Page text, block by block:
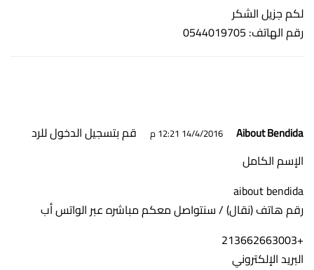
لكم جزيل الشكر
رقم الهاتف: 0544019705
Aibout Bendida 14/4/2016 12:21 م
قم بتسجيل الدخول للرد
الإسم الكامل
aibout bendida
رقم هاتف (نقال) / سنتواصل معكم مباشره عبر الواتس أب
+213662663003
البريد الإلكتروني